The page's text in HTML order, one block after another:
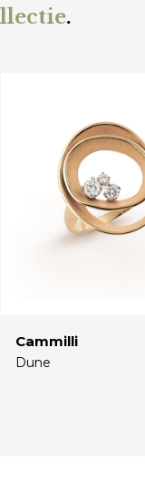
.
Cammilli
Dune